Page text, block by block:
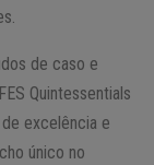
de caso e
Quintessentials
excelência e
único no